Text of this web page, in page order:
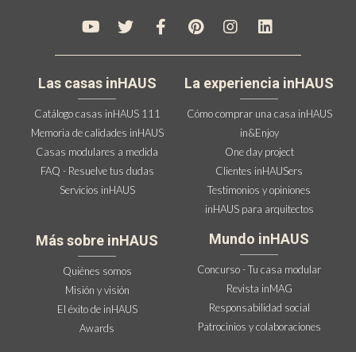
Las casas inHAUS
Catálogo casas inHAUS 111
Memoria de calidades inHAUS
Casas modulares a medida
FAQ - Resuelve tus dudas
Servicios inHAUS
Más sobre inHAUS
Quiénes somos
Misión y visión
El éxito de inHAUS
Awards
La experiencia inHAUS
Cómo comprar una casa inHAUS
in&Enjoy
One day project
Clientes inHAUSers
Testimonios y opiniones
inHAUS para arquitectos
Mundo inHAUS
Concurso - Tu casa modular
Revista inMAG
Responsabilidad social
Patrocinios y colaboraciones